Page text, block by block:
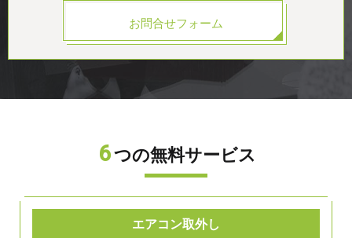
お問合せフォーム
6つの無料サービス
エアコン取外し